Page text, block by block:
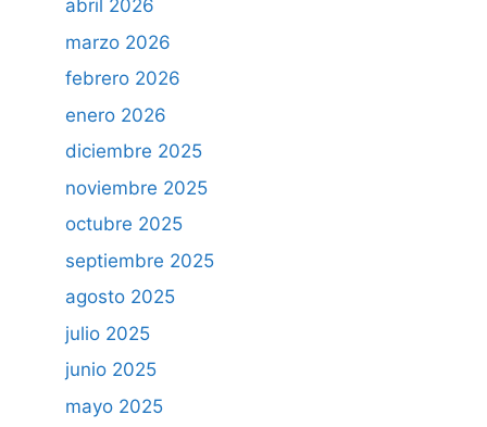
abril 2026
marzo 2026
febrero 2026
enero 2026
diciembre 2025
noviembre 2025
octubre 2025
septiembre 2025
agosto 2025
julio 2025
junio 2025
mayo 2025